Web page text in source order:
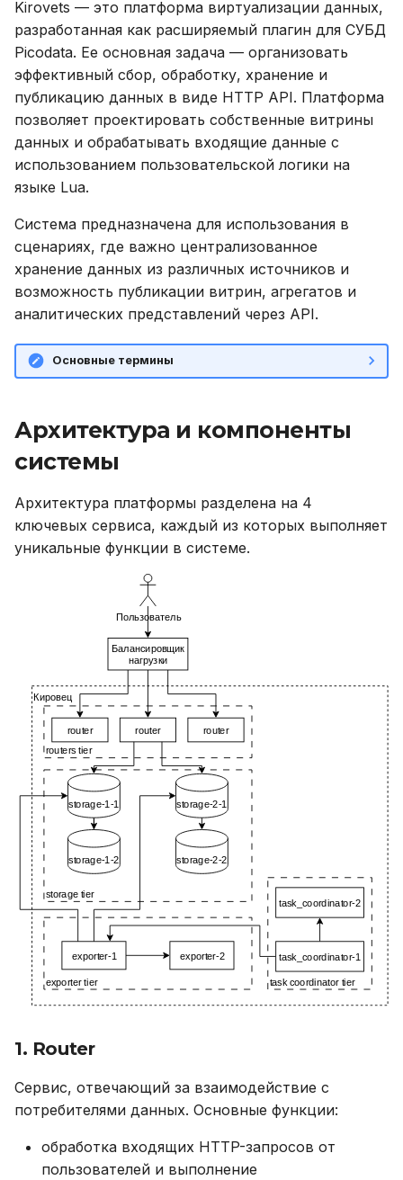
и
я
п
и
с
версионирования
Резервное копирование
Управление доступом
Аутентификация с
помощью LDAP/LDAPS
Включение протокола
Использование журнала
аудита
Рекомендации по
Настройка Systemd
Устранение неполадок
Именование объектов
Типы данных
Параметризованные
запросы
Совместимость с ANSI
Команды
Использование
Переменные,
используемые в роли
Ansible
Справочник метрик
Справочник настроек
Ограничения
Описание системных
таблиц
Интерфейс RPC API
Файберы, потоки и
многозадачность
Конфигурация системы
Загрузка конфигурации
Подготовка ZIP-
архива
Загрузка
конфигурации с
Загрузка
конфигурации через
пользовательский
интерфейс
Таблицы (schema)
(fields)
Определение
Определение
локализации по
значениям полей
Определение
триггеров (triggers)
Определение фильтра
(filter)
Определение
источников данных
для таблицы (sources)
Пользовательские
фильтры
Конфигурация
фильтра
Сигнатура
пользовательской
триггеры
Конфигурация
триггеров
Kirovets — это платформа виртуализации данных,
разработанная как расширяемый плагин для СУБД
Picodata. Ее основная задача — организовать
эффективный сбор, обработку, хранение и
публикацию данных в виде HTTP API. Платформа
позволяет проектировать собственные витрины
данных и обрабатывать входящие данные с
использованием пользовательской логики на
языке Lua.
Система предназначена для использования в
сценариях, где важно централизованное
хранение данных из различных источников и
возможность публикации витрин, агрегатов и
аналитических представлений через API.
Основные термины
Архитектура и компоненты
системы
Архитектура платформы разделена на 4
ключевых сервиса, каждый из которых выполняет
уникальные функции в системе.
1. Router
Сервис, отвечающий за взаимодействие с
потребителями данных. Основные функции:
обработка входящих HTTP-запросов от
пользователей и выполнение